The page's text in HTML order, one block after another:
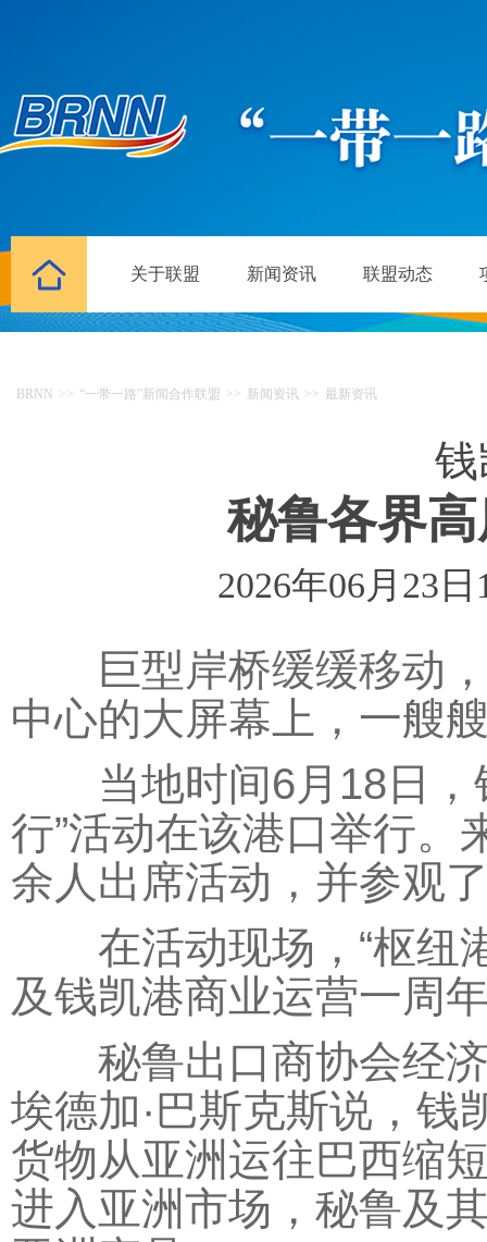
关于联盟 新闻资讯 联盟动态
BRNN >> “一带一路”新闻合作联盟 >> 新闻资讯 >> 最新资讯
秘鲁各界
2026年06月23
巨型岸桥缓缓移动，
中心的大屏幕上，一艘
当地时间6月18日，
行”活动在该港口举行。
余人出席活动，并参观
在活动现场，“枢纽港
及钱凯港商业运营一周
秘鲁出口商协会经济
埃德加·巴斯克斯说，钱
货物从亚洲运往巴西缩
进入亚洲市场，秘鲁及